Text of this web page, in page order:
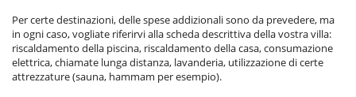
Per certe destinazioni, delle spese addizionali sono da prevedere, ma
in ogni caso, vogliate riferirvi alla scheda descrittiva della vostra villa:
riscaldamento della piscina, riscaldamento della casa, consumazione
elettrica, chiamate lunga distanza, lavanderia, utilizzazione di certe
attrezzature (sauna, hammam per esempio).